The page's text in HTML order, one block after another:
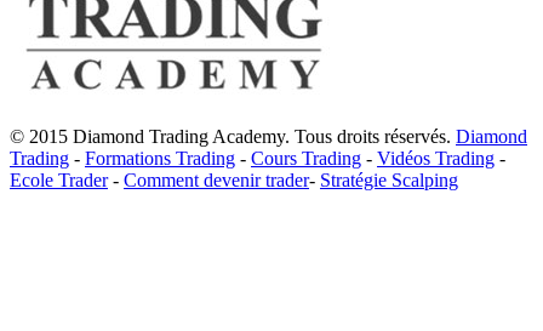
© 2015 Diamond Trading Academy. Tous droits réservés. Diamond
Trading - Formations Trading - Cours Trading - Vidéos Trading -
Ecole Trader- Comment devenir trader- Stratégie Scalping